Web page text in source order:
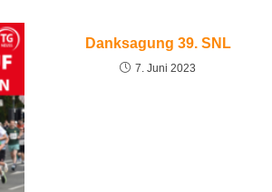
Danksagung 39. SNL
7. Juni 2023